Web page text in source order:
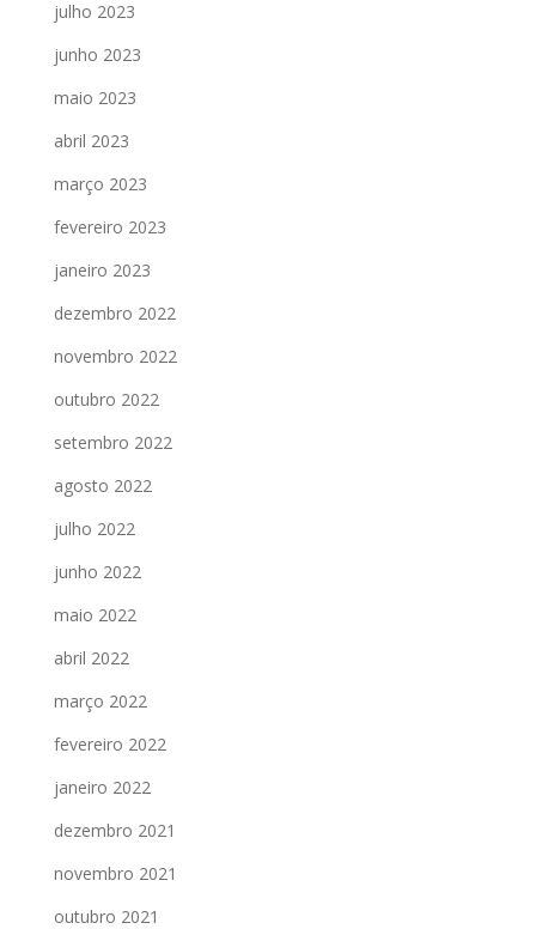
julho 2023
junho 2023
maio 2023
abril 2023
março 2023
fevereiro 2023
janeiro 2023
dezembro 2022
novembro 2022
outubro 2022
setembro 2022
agosto 2022
julho 2022
junho 2022
maio 2022
abril 2022
março 2022
fevereiro 2022
janeiro 2022
dezembro 2021
novembro 2021
outubro 2021